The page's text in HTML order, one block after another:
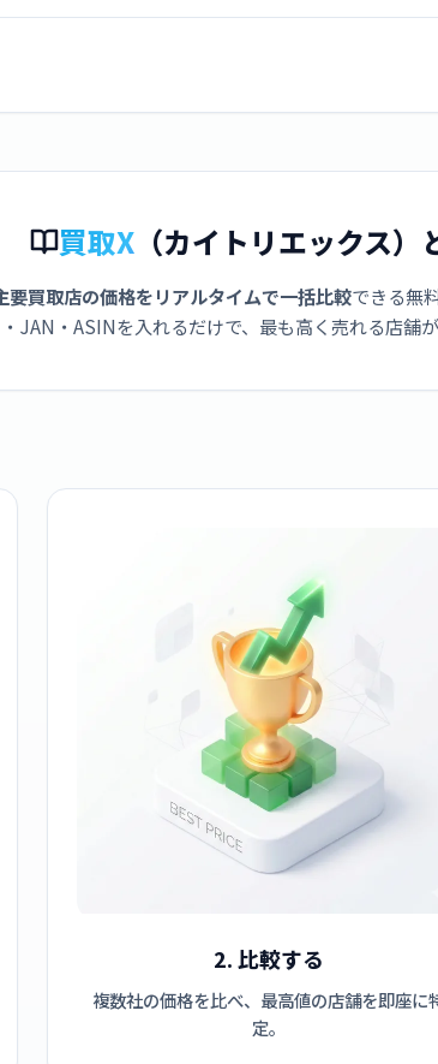
買取X （カイトリエックス）
要買取店の価格をリアルタイムで一括比較できる無
JAN・ASINを入れるだけで、最も高く売れる店舗が
2. 比較する
複数社の価格を比べ、最高値の店舗を即座に
定。